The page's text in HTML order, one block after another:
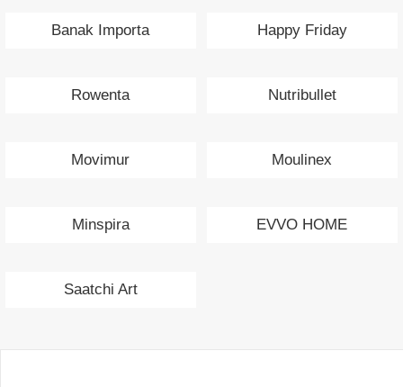
Banak Importa Happy Friday
Rowenta Nutribullet
Movimur Moulinex
Minspira EVVO HOME
Saatchi Art